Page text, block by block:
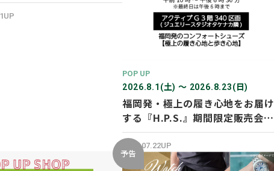
POP UP
2026.8.1(土) 〜 2026.8.23(日)
福岡発・極上の履き心地をお届け
する『H.P.S.』期間限定販売会を
開催✨
2026.07.22UP
予告